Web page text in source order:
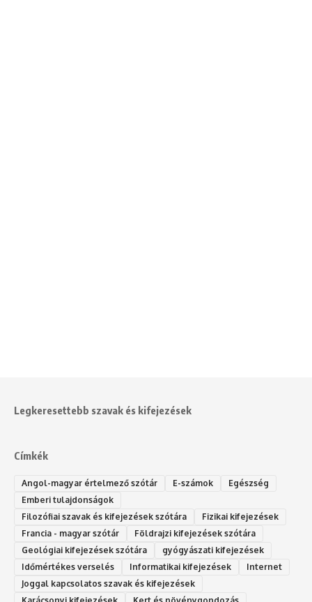
Legkeresettebb szavak és kifejezések
Címkék
Angol-magyar értelmező szótár E-számok
Egészség
Emberi tulajdonságok
Filozófiai szavak és kifejezések szótára
Fizikai kifejezések
Francia - magyar szótár
Földrajzi kifejezések szótára
Geológiai kifejezések szótára
gyógyászati kifejezések
Időmértékes verselés
Informatikai kifejezések
Internet
Joggal kapcsolatos szavak és kifejezések